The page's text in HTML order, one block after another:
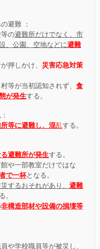
避難 ：
の避難所だけでなく、市
、公園、空地などに避難
押しかけ、 災害応急対策
等が当初認知されず、 食
が発生する。
等に避難し、混乱する。
避難所が発生する。
や一部教室だけではな
で一杯となる。
するおそれがあり、 避難
。
非構造部材や設備の損壊等
や学校職員等が被災し、